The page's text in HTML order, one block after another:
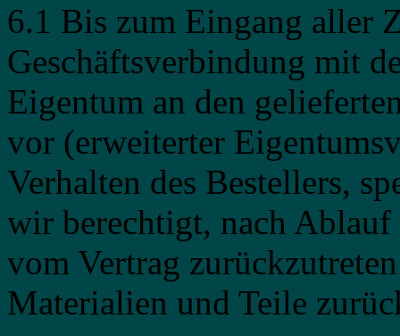
6.1 Bis zum Eingang aller
Geschäftsverbindung mit
Eigentum an den
vor (erweiterter
Verhalten des Bestellers,
wir berechtigt, nach Ablauf
vom Vertrag
Materialien und Teile